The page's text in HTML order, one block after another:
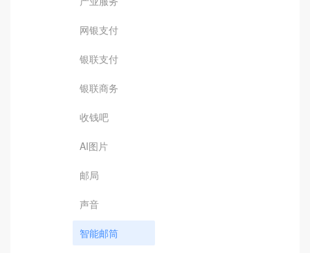
网银支付
银联支付
银联商务
收钱吧
AI图片
邮局
声音
智能邮筒